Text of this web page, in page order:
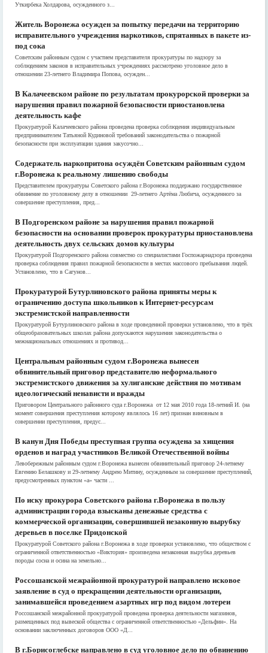
Уткирбека Холдарова, осужденного з...
Житель Воронежа осужден за попытку передачи на территорию
исправительного учреждения наркотиков, спрятанных в пакете из-
под сока
Советским районным судом с участием представителя прокуратуры по надзору за
соблюдением законов в исправительных учреждениях рассмотрено уголовное дело в
отношении 23-летнего Владимира Попова, осужден...
В Калачеевском районе по результатам прокурорской проверки за
нарушения правил пожарной безопасности приостановлена
деятельность кафе
Прокуратурой Калачеевского района проведена проверка соблюдения индивидуальным
предпринимателем Татьяной Кудиновой требований законодательства о пожарной
безопасности при эксплуатации здания закусочно...
Содержатель наркопритона осуждён Советским районным судом
г.Воронежа к реальному лишению свободы
Представителем прокуратуры Советского района г.Воронежа поддержано государственное
обвинение по уголовному делу в отношении 29-летнего Артёма Любича, осужденного за
совершение преступления, пред...
В Подгоренском районе за нарушения правил пожарной
безопасности на основании проверок прокуратуры приостановлена
деятельность двух сельских домов культуры
Прокуратурой Подгоренского района совместно со специалистами Госпожарнадзора проведена
проверка соблюдения правил пожарной безопасности в местах массового пребывания людей.
Установлено, что в Сагунов...
Прокуратурой Бутурлиновского района приняты меры к
ограничению доступа школьников к Интернет-ресурсам
экстремистской направленности
Прокуратурой Бутурлиновского района в ходе проведенной проверки установлено, что в трёх
общеобразовательных школах района допускаются нарушения законодательства о
межнациональных отношениях и противод...
Центральным районным судом г.Воронежа вынесен
обвинительный приговор представителю неформального
экстремистского движения за хулиганские действия по мотивам
идеологический ненависти и вражды
Приговором Центрального районного суда г.Воронежа от 12 мая 2010 года 18-летний И. (на
момент совершения преступления которому являлось 16 лет) признан виновным в
совершении преступления, предус...
В канун Дня Победы преступная группа осуждена за хищения
орденов и наград участников Великой Отечественной войны
Левобережным районным судом г.Воронежа вынесен обвинительный приговор 24-летнему
Евгению Белашкову и 29-летнему Андрею Митину, осужденным за совершение преступлений,
предусмотренных пунктом «а» части ...
По иску прокурора Советского района г.Воронежа в пользу
администрации города взысканы денежные средства с
коммерческой организации, совершившей незаконную вырубку
деревьев в поселке Придонской
Прокуратурой Советского района г.Воронежа в ходе проверки установлено, что обществом с
ограниченной ответственностью «Виктория» произведена незаконная вырубка деревьев
породы сосна и осина на земельно...
Россошанской межрайонной прокуратурой направлено исковое
заявление в суд о прекращении деятельности организации,
занимавшейся проведением азартных игр под видом лотереи
Россошанской межрайонной прокуратурой проведена проверка деятельности магазинов,
размещенных под вывеской общества с ограниченной ответственностью «Дельфин». На
основании заключенных договоров ООО «Д...
В г.Борисоглебске направлено в суд уголовное дело по обвинению